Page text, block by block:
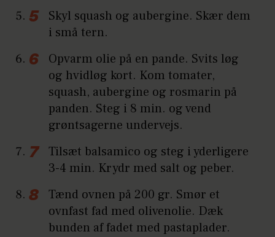
Skyl squash og aubergine. Skær dem
i små tern.
Opvarm olie på en pande. Svits løg
og hvidløg kort. Kom tomater,
squash, aubergine og rosmarin på
panden. Steg i 8 min. og vend
grøntsagerne undervejs.
Tilsæt balsamico og steg i yderligere
3-4 min. Krydr med salt og peber.
Tænd ovnen på 200 gr. Smør et
ovnfast fad med olivenolie. Dæk
bunden af fadet med pastaplader.